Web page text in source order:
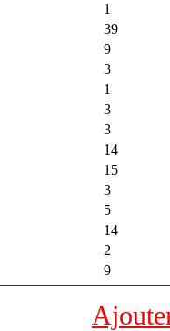
1
39
9
3
1
3
3
14
15
3
5
14
2
9